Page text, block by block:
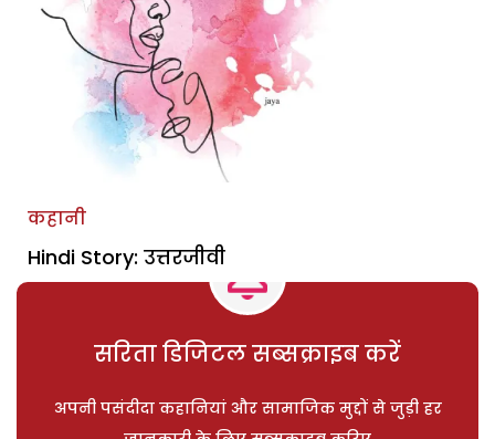
कहानी
Hindi Story: उत्तरजीवी
सरिता डिजिटल सब्सक्राइब करें
अपनी पसंदीदा कहानियां और सामाजिक मुद्दों से जुड़ी हर